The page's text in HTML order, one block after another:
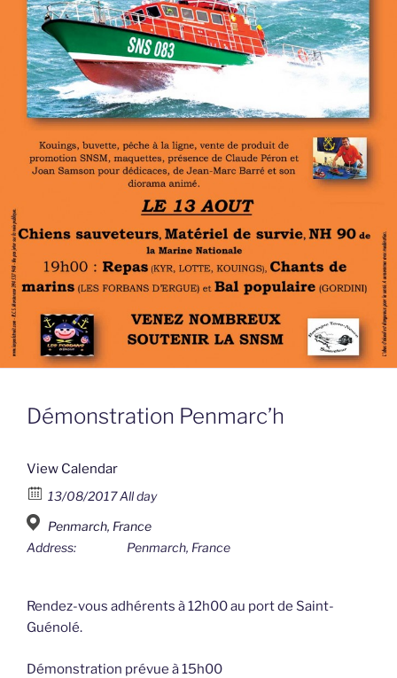
Démonstration Penmarc’h
View Calendar
13/08/2017 All day
Penmarch, France
Address:
Penmarch, France
Rendez-vous adhérents à 12h00 au port de Saint-
Guénolé.
Démonstration prévue à 15h00